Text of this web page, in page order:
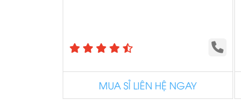
MUA SỈ LIÊN HỆ NGAY